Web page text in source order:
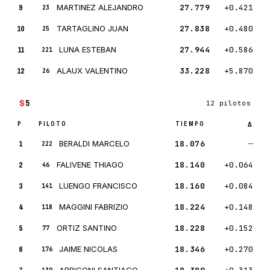
9 23 MARTINEZ ALEJANDRO 27.779 +0.421
10 25 TARTAGLINO JUAN 27.838 +0.480
11 221 LUNA ESTEBAN 27.944 +0.586
12 26 ALAUX VALENTINO 33.228 +5.870
S5 12 pilotos
P PILOTO TIEMPO Δ
1 222 BERALDI MARCELO 18.076 —
2 46 FALIVENE THIAGO 18.140 +0.064
3 141 LUENGO FRANCISCO 18.160 +0.084
4 118 MAGGINI FABRIZIO 18.224 +0.148
5 77 ORTIZ SANTINO 18.228 +0.152
6 176 JAIME NICOLAS 18.346 +0.270